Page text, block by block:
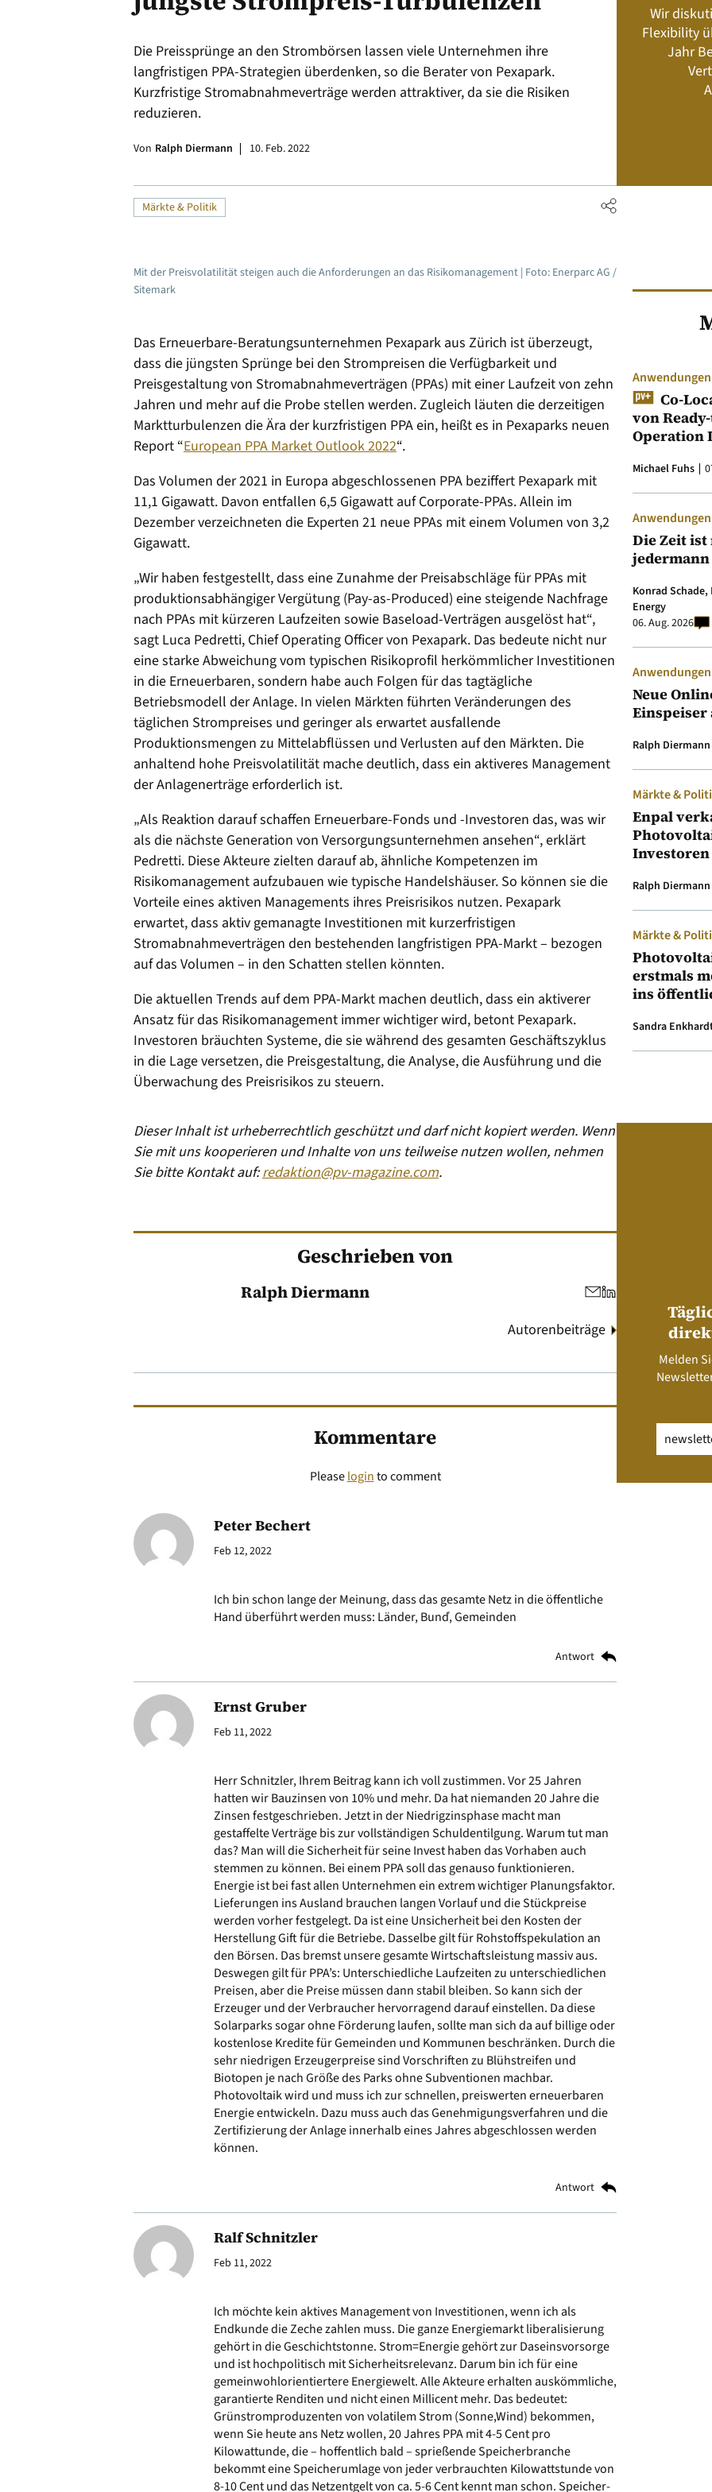
Die Preissprünge an den Strombörsen lassen viele Unternehmen ihre
langfristigen PPA-Strategien überdenken, so die Berater von Pexapark.
Kurzfristige Stromabnahmeverträge werden attraktiver, da sie die Risiken
reduzieren.
Von Ralph Diermann 10. Feb. 2022
Märkte & Politik
Mit der Preisvolatilität steigen auch die Anforderungen an das Risikomanagement | Foto: Enerparc AG /
Sitemark
Das Erneuerbare-Beratungsunternehmen Pexapark aus Zürich ist überzeugt,
dass die jüngsten Sprünge bei den Strompreisen die Verfügbarkeit und
Preisgestaltung von Stromabnahmeverträgen (PPAs) mit einer Laufzeit von zehn
Jahren und mehr auf die Probe stellen werden. Zugleich läuten die derzeitigen
Marktturbulenzen die Ära der kurzfristigen PPA ein, heißt es in Pexaparks neuen
Report “European PPA Market Outlook 2022“.
Das Volumen der 2021 in Europa abgeschlossenen PPA beziffert Pexapark mit
11,1 Gigawatt. Davon entfallen 6,5 Gigawatt auf Corporate-PPAs. Allein im
Dezember verzeichneten die Experten 21 neue PPAs mit einem Volumen von 3,2
Gigawatt.
„Wir haben festgestellt, dass eine Zunahme der Preisabschläge für PPAs mit
produktionsabhängiger Vergütung (Pay-as-Produced) eine steigende Nachfrage
nach PPAs mit kürzeren Laufzeiten sowie Baseload-Verträgen ausgelöst hat“,
sagt Luca Pedretti, Chief Operating Officer von Pexapark. Das bedeute nicht nur
eine starke Abweichung vom typischen Risikoprofil herkömmlicher Investitionen
in die Erneuerbaren, sondern habe auch Folgen für das tagtägliche
Betriebsmodell der Anlage. In vielen Märkten führten Veränderungen des
täglichen Strompreises und geringer als erwartet ausfallende
Produktionsmengen zu Mittelabflüssen und Verlusten auf den Märkten. Die
anhaltend hohe Preisvolatilität mache deutlich, dass ein aktiveres Management
der Anlagenerträge erforderlich ist.
„Als Reaktion darauf schaffen Erneuerbare-Fonds und -Investoren das, was wir
als die nächste Generation von Versorgungsunternehmen ansehen“, erklärt
Pedretti. Diese Akteure zielten darauf ab, ähnliche Kompetenzen im
Risikomanagement aufzubauen wie typische Handelshäuser. So können sie die
Vorteile eines aktiven Managements ihres Preisrisikos nutzen. Pexapark
erwartet, dass aktiv gemanagte Investitionen mit kurzerfristigen
Stromabnahmeverträgen den bestehenden langfristigen PPA-Markt – bezogen
auf das Volumen – in den Schatten stellen könnten.
Die aktuellen Trends auf dem PPA-Markt machen deutlich, dass ein aktiverer
Ansatz für das Risikomanagement immer wichtiger wird, betont Pexapark.
Investoren bräuchten Systeme, die sie während des gesamten Geschäftszyklus
in die Lage versetzen, die Preisgestaltung, die Analyse, die Ausführung und die
Überwachung des Preisrisikos zu steuern.
Dieser Inhalt ist urheberrechtlich geschützt und darf nicht kopiert werden. Wenn
Sie mit uns kooperieren und Inhalte von uns teilweise nutzen wollen, nehmen
Sie bitte Kontakt auf:redaktion@pv-magazine.com.
Geschrieben von
Ralph Diermann
Autorenbeiträge
Kommentare
Pleaseloginto comment
Peter Bechert
Feb 12, 2022
Ich bin schon lange der Meinung, dass das gesamte Netz in die öffentliche
Hand überführt werden muss: Länder, Bunď, Gemeinden
Antwort
Ernst Gruber
Feb 11, 2022
Herr Schnitzler, Ihrem Beitrag kann ich voll zustimmen. Vor 25 Jahren
hatten wir Bauzinsen von 10% und mehr. Da hat niemanden 20 Jahre die
Zinsen festgeschrieben. Jetzt in der Niedrigzinsphase macht man
gestaffelte Verträge bis zur vollständigen Schuldentilgung. Warum tut man
das? Man will die Sicherheit für seine Invest haben das Vorhaben auch
stemmen zu können. Bei einem PPA soll das genauso funktionieren.
Energie ist bei fast allen Unternehmen ein extrem wichtiger Planungsfaktor.
Lieferungen ins Ausland brauchen langen Vorlauf und die Stückpreise
werden vorher festgelegt. Da ist eine Unsicherheit bei den Kosten der
Herstellung Gift für die Betriebe. Dasselbe gilt für Rohstoffspekulation an
den Börsen. Das bremst unsere gesamte Wirtschaftsleistung massiv aus.
Deswegen gilt für PPA’s: Unterschiedliche Laufzeiten zu unterschiedlichen
Preisen, aber die Preise müssen dann stabil bleiben. So kann sich der
Erzeuger und der Verbraucher hervorragend darauf einstellen. Da diese
Solarparks sogar ohne Förderung laufen, sollte man sich da auf billige oder
kostenlose Kredite für Gemeinden und Kommunen beschränken. Durch die
sehr niedrigen Erzeugerpreise sind Vorschriften zu Blühstreifen und
Biotopen je nach Größe des Parks ohne Subventionen machbar.
Photovoltaik wird und muss ich zur schnellen, preiswerten erneuerbaren
Energie entwickeln. Dazu muss auch das Genehmigungsverfahren und die
Zertifizierung der Anlage innerhalb eines Jahres abgeschlossen werden
können.
Antwort
Ralf Schnitzler
Feb 11, 2022
Ich möchte kein aktives Management von Investitionen, wenn ich als
Endkunde die Zeche zahlen muss. Die ganze Energiemarkt liberalisierung
gehört in die Geschichtstonne. Strom=Energie gehört zur Daseinsvorsorge
und ist hochpolitisch mit Sicherheitsrelevanz. Darum bin ich für eine
gemeinwohlorientiertere Energiewelt. Alle Akteure erhalten auskömmliche,
garantierte Renditen und nicht einen Millicent mehr. Das bedeutet:
Grünstromproduzenten von volatilem Strom (Sonne,Wind) bekommen,
wenn Sie heute ans Netz wollen, 20 Jahres PPA mit 4-5 Cent pro
Kilowattunde, die – hoffentlich bald – sprießende Speicherbranche
bekommt eine Speicherumlage von jeder verbrauchten Kilowattstunde von
8-10 Cent und das Netzentgelt von ca. 5-6 Cent kennt man schon. Speicher-
Geschäftsmodelle
Wir
Flexibility
Jahr
Co-
von
Operation
Michael Fuhs
Die Zeit
jedermann
Konrad Schade,
Energy
06. Aug. 2026
Neue
Ralph Diermann
Märkte &
Enpal
Investoren
Ralph Diermann
Märkte &
erstmals
ins
Sandra
Melden